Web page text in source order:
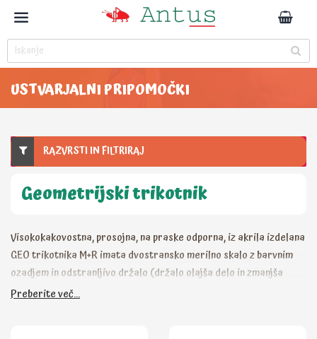
USTVARJALNI PRIPOMOČKI
RAZVRSTI IN FILTRIRAJ
Geometrijski trikotnik
Visokokakovostna, prosojna, na praske odporna, iz akrila izdelana
GEO trikotnika M+R imata dvostransko merilno skalo z barvnim
ozadjem in odstranljivo držalo (držalo olajša delo in zmanjša
možnost premikanja med risanjem). Robovi trikotnikov so
Preberite več...